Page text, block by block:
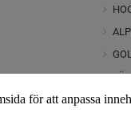
för att anpassa